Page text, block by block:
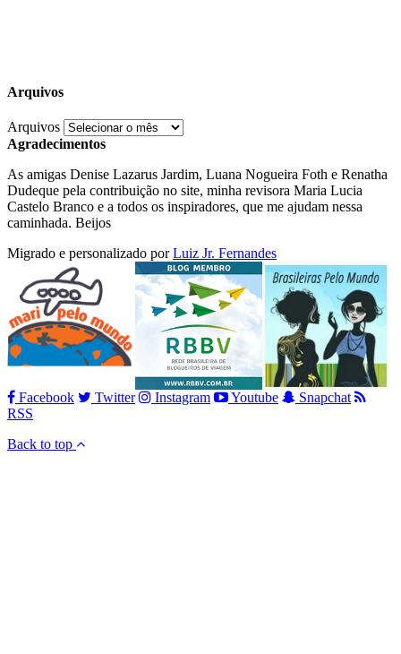
Arquivos
Arquivos
Agradecimentos
As amigas Denise Lazarus Jardim, Luana Nogueira Foth e Renatha
Dudeque pela contribuição no site, minha revisora Maria Lucia
Castelo Branco e a todos os inspiradores, que me ajudam nessa
caminhada. Beijos
Migrado e personalizado porLuiz Jr. Fernandes
Facebook Twitter Instagram Youtube
Snapchat
RSS
Back to top